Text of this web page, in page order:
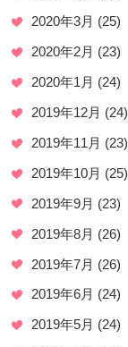
2020年3月 (25)
2020年2月 (23)
2020年1月 (24)
2019年12月 (24)
2019年11月 (23)
2019年10月 (25)
2019年9月 (23)
2019年8月 (26)
2019年7月 (26)
2019年6月 (24)
2019年5月 (24)